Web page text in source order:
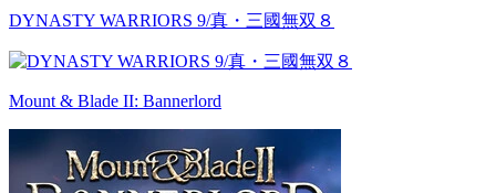
DYNASTY WARRIORS 9/真・三國無双８
Mount & Blade II: Bannerlord